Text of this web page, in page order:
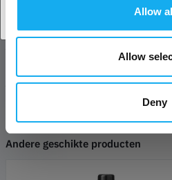
Allow
Allow
Deny
PDF
Andere geschikte producten